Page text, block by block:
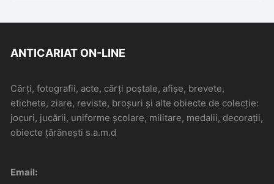
ANTICARIAT ON-LINE
Cărți, fotografii, acte, cărți poștale, afișe, brevete,
etichete, ziare, reviste, broșuri și alte obiecte de colecție:
jocuri, jucării, uniforme școlare, militare, medalii, decorații,
obiecte țărănești s.a.m.d
Email: